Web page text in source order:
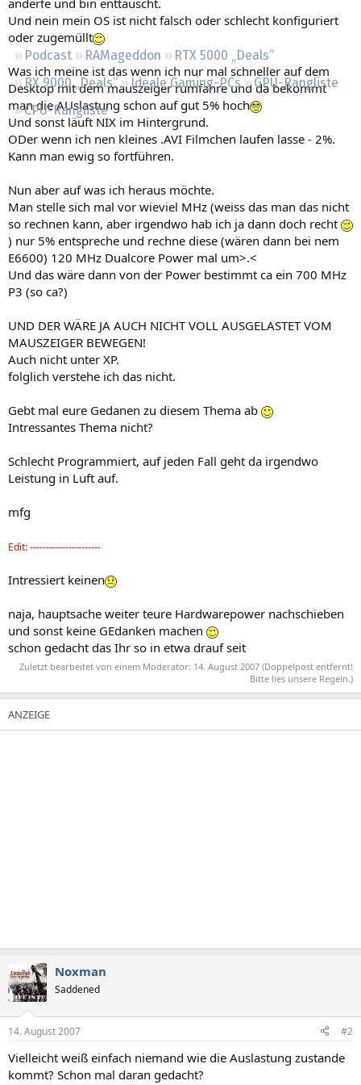
Regeln
Podcast RAMageddon
RTX 5000 „Deals“
RX 9000 „Deals“
Ideale Gaming-PCs
GPU-Rangliste
CPU-Rangliste
Und nein mein OS ist nicht falsch oder schlecht konfiguriert
oder zugemüllt
Was ich meine ist das wenn ich nur mal schneller auf dem
Desktop mit dem mauszeiger rumfahre und da bekommt
man die AUslastung schon auf gut 5% hoch
Und sonst läuft NIX im Hintergrund.
ODer wenn ich nen kleines .AVI Filmchen laufen lasse - 2%.
Kann man ewig so fortführen.
Nun aber auf was ich heraus möchte.
Man stelle sich mal vor wieviel MHz (weiss das man das nicht
so rechnen kann, aber irgendwo hab ich ja dann doch recht
) nur 5% entspreche und rechne diese (wären dann bei nem
E6600) 120 MHz Dualcore Power mal um>.<
Und das wäre dann von der Power bestimmt ca ein 700 MHz
P3 (so ca?)
UND DER WÄRE JA AUCH NICHT VOLL AUSGELASTET VOM
MAUSZEIGER BEWEGEN!
Auch nicht unter XP.
folglich verstehe ich das nicht.
Gebt mal eure Gedanen zu diesem Thema ab
Intressantes Thema nicht?
Schlecht Programmiert, auf jeden Fall geht da irgendwo
Leistung in Luft auf.
mfg
Edit: ----------------------
Intressiert keinen
naja, hauptsache weiter teure Hardwarepower nachschieben
und sonst keine GEdanken machen
schon gedacht das Ihr so in etwa drauf seit
Zuletzt bearbeitet von einem Moderator: 14. August 2007 (Doppelpost entfernt!
Bitte lies unsere Regeln.)
Noxman
Saddened
14. August 2007 #2
Vielleicht weiß einfach niemand wie die Auslastung zustande
kommt? Schon mal daran gedacht?